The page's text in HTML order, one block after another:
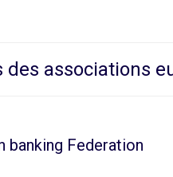
des associations
banking Federation